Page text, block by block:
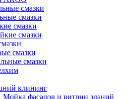
смазки
смазки
смазки
смазки
смазки
смазки
клининг
Мойка фасадов и витрин зданий